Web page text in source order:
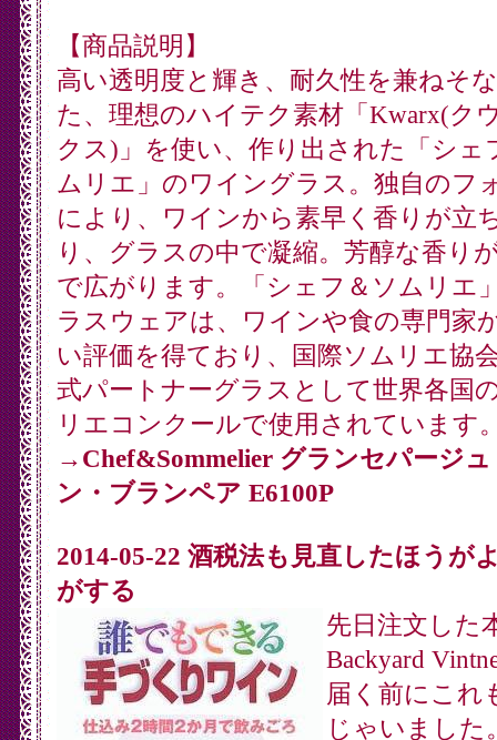
【商品説明】
高い透明度と輝き、耐久性を兼ねそ
た、理想のハイテク素材「Kwarx(ク
クス)」を使い、作り出された「シェ
ムリエ」のワイングラス。独自のフ
により、ワインから素早く香りが立
り、グラスの中で凝縮。芳醇な香り
で広がります。「シェフ＆ソムリエ
ラスウェアは、ワインや食の専門家
い評価を得ており、国際ソムリエ協
式パートナーグラスとして世界各国
リエコンクールで使用されています
→ Chef&Sommelier グランセパージ
ン・ブランペア E6100P
2014-05-22 酒税法も見直したほうが
がする
先日注文した
Backyard
届く前にこれ
じゃいました